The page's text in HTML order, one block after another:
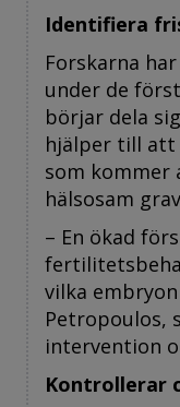
Identifiera
Forskarna
under de
börjar dela
hjälper till att
som kommer
hälsosam
– En ökad
vilka
Petropoulos,
intervention
Kontrollerar